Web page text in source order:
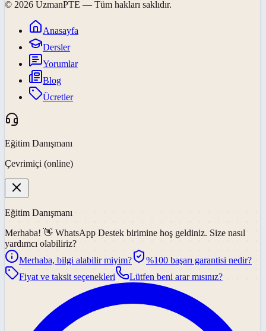
© 2026 UzmanPTE — Tüm hakları saklıdır.
Anasayfa
Dersler
Yorumlar
Blog
Ücretler
Eğitim Danışmanı
Çevrimiçi (online)
Eğitim Danışmanı
Merhaba! 👋 WhatsApp Destek birimine hoş geldiniz. Size nasıl
yardımcı olabiliriz?
Merhaba, bilgi alabilir miyim?
%100 başarı garantisi nedir?
Fiyat ve taksit seçenekleri
Lütfen beni arar mısınız?